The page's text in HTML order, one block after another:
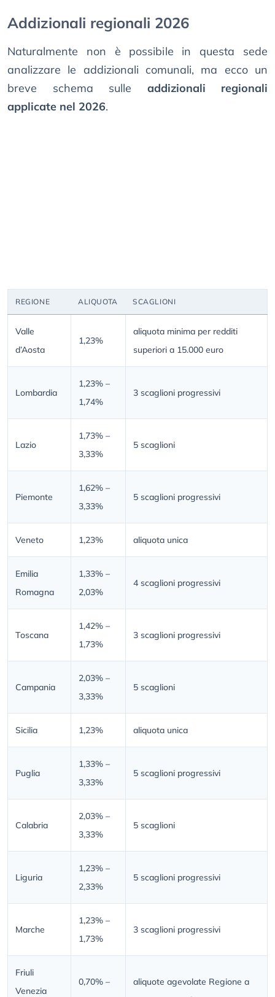
Addizionali regionali 2026
Naturalmente non è possibile in questa sede
analizzare le addizionali comunali, ma ecco un
breve schema sulle addizionali regionali
applicate nel 2026.
REGIONE ALIQUOTA SCAGLIONI
Valle
d’Aosta
1,23%
aliquota minima per redditi
superiori a 15.000 euro
Lombardia
1,23% –
1,74%
3 scaglioni progressivi
Lazio
1,73% –
3,33%
5 scaglioni
Piemonte
1,62% –
3,33%
5 scaglioni progressivi
Veneto 1,23% aliquota unica
Emilia
Romagna
1,33% –
2,03%
4 scaglioni progressivi
Toscana
1,42% –
1,73%
3 scaglioni progressivi
Campania
2,03% –
3,33%
5 scaglioni
Sicilia 1,23% aliquota unica
Puglia
1,33% –
3,33%
5 scaglioni progressivi
Calabria
2,03% –
3,33%
5 scaglioni
Liguria
1,23% –
2,33%
5 scaglioni progressivi
Marche
1,23% –
1,73%
3 scaglioni progressivi
Friuli
Venezia
0,70% –
aliquote agevolate Regione a